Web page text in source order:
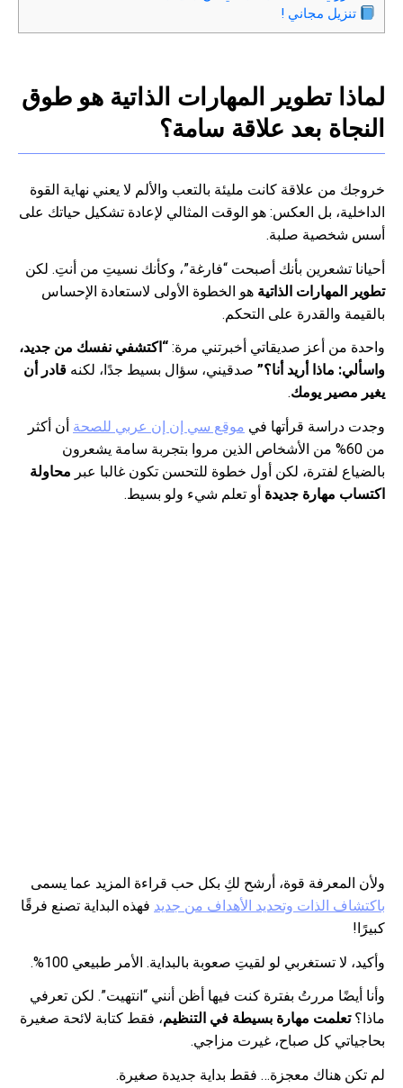
تنزيل مجاني !
لماذا تطوير المهارات الذاتية هو طوق
النجاة بعد علاقة سامة؟
خروجك من علاقة كانت مليئة بالتعب والألم لا يعني نهاية القوة
الداخلية، بل العكس: هو الوقت المثالي لإعادة تشكيل حياتك على
أسس شخصية صلبة.
أحيانا تشعرين بأنك أصبحت “فارغة”، وكأنك نسيتِ من أنتِ. لكن
تطوير المهارات الذاتية هو الخطوة الأولى لاستعادة الإحساس
بالقيمة والقدرة على التحكم.
واحدة من أعز صديقاتي أخبرتني مرة: “اكتشفي نفسك من جديد،
واسألي: ماذا أريد أنا؟” صدقيني، سؤال بسيط جدًا، لكنه قادر أن
يغير مصير يومك.
وجدت دراسة قرأتها في موقع سي إن إن عربي للصحة أن أكثر
من 60% من الأشخاص الذين مروا بتجربة سامة يشعرون
بالضياع لفترة، لكن أول خطوة للتحسن تكون غالبا عبر محاولة
اكتساب مهارة جديدة أو تعلم شيء ولو بسيط.
ولأن المعرفة قوة، أرشح لكِ بكل حب قراءة المزيد عما يسمى
باكتشاف الذات وتحديد الأهداف من جديد فهذه البداية تصنع فرقًا
كبيرًا!
وأكيد، لا تستغربي لو لقيتِ صعوبة بالبداية. الأمر طبيعي 100%.
وأنا أيضًا مررتُ بفترة كنت فيها أظن أنني “انتهيت”. لكن تعرفي
ماذا؟تعلمت مهارة بسيطة في التنظيم، فقط كتابة لائحة صغيرة
بحاجياتي كل صباح، غيرت مزاجي.
لم تكن هناك معجزة… فقط بداية جديدة صغيرة.